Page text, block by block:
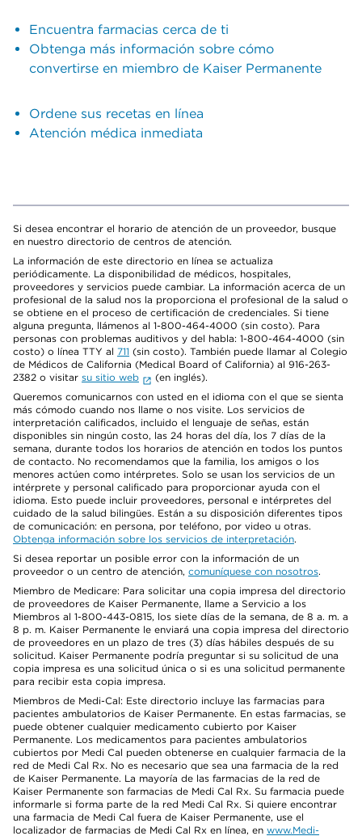
Encuentra farmacias cerca de ti
Obtenga más información sobre cómo
convertirse en miembro de Kaiser Permanente
Ordene sus recetas en línea
Atención médica inmediata
Si desea encontrar el horario de atención de un proveedor, busque
en nuestro directorio de centros de atención.
La información de este directorio en línea se actualiza
periódicamente. La disponibilidad de médicos, hospitales,
proveedores y servicios puede cambiar. La información acerca de un
profesional de la salud nos la proporciona el profesional de la salud o
se obtiene en el proceso de certificación de credenciales. Si tiene
alguna pregunta, llámenos al 1-800-464-4000 (sin costo). Para
personas con problemas auditivos y del habla: 1-800-464-4000 (sin
costo) o línea TTY al 711 (sin costo). También puede llamar al Colegio
de Médicos de California (Medical Board of California) al 916-263-
2382 o visitar su sitio web
(en inglés).
Queremos comunicarnos con usted en el idioma con el que se sienta
más cómodo cuando nos llame o nos visite. Los servicios de
interpretación calificados, incluido el lenguaje de señas, están
disponibles sin ningún costo, las 24 horas del día, los 7 días de la
semana, durante todos los horarios de atención en todos los puntos
de contacto. No recomendamos que la familia, los amigos o los
menores actúen como intérpretes. Solo se usan los servicios de un
intérprete y personal calificado para proporcionar ayuda con el
idioma. Esto puede incluir proveedores, personal e intérpretes del
cuidado de la salud bilingües. Están a su disposición diferentes tipos
de comunicación: en persona, por teléfono, por video u otras.
Obtenga información sobre los servicios de interpretación.
Si desea reportar un posible error con la información de un
proveedor o un centro de atención, comuníquese con nosotros.
Miembro de Medicare: Para solicitar una copia impresa del directorio
de proveedores de Kaiser Permanente, llame a Servicio a los
Miembros al 1-800-443-0815, los siete días de la semana, de 8 a. m. a
8 p. m. Kaiser Permanente le enviará una copia impresa del directorio
de proveedores en un plazo de tres (3) días hábiles después de su
solicitud. Kaiser Permanente podría preguntar si su solicitud de una
copia impresa es una solicitud única o si es una solicitud permanente
para recibir esta copia impresa.
Miembros de Medi-Cal: Este directorio incluye las farmacias para
pacientes ambulatorios de Kaiser Permanente. En estas farmacias, se
puede obtener cualquier medicamento cubierto por Kaiser
Permanente. Los medicamentos para pacientes ambulatorios
cubiertos por Medi Cal pueden obtenerse en cualquier farmacia de la
red de Medi Cal Rx. No es necesario que sea una farmacia de la red
de Kaiser Permanente. La mayoría de las farmacias de la red de
Kaiser Permanente son farmacias de Medi Cal Rx. Su farmacia puede
informarle si forma parte de la red Medi Cal Rx. Si quiere encontrar
una farmacia de Medi Cal fuera de Kaiser Permanente, use el
localizador de farmacias de Medi Cal Rx en línea, en www.Medi-